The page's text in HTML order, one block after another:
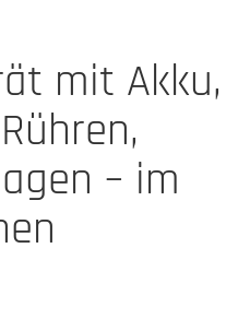
mit Akku,
– im